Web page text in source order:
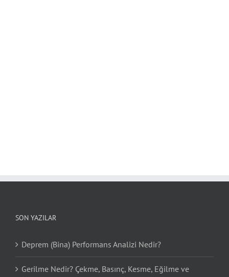
SON YAZILAR
Deprem (Bina) Performans Analizi Nedir?
Gerilme Nedir? Çekme, Basınç, Kesme, Eğilme ve